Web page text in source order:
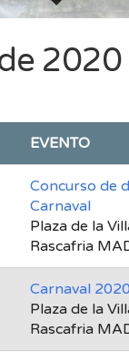
2020
EVENTO
Concurso de
Carnaval
Plaza de la
Rascafria
Carnaval 2020
Plaza de la
Rascafria